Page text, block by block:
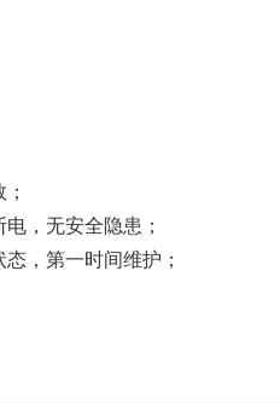
，⽆安全隐患；
，第⼀时间维护；